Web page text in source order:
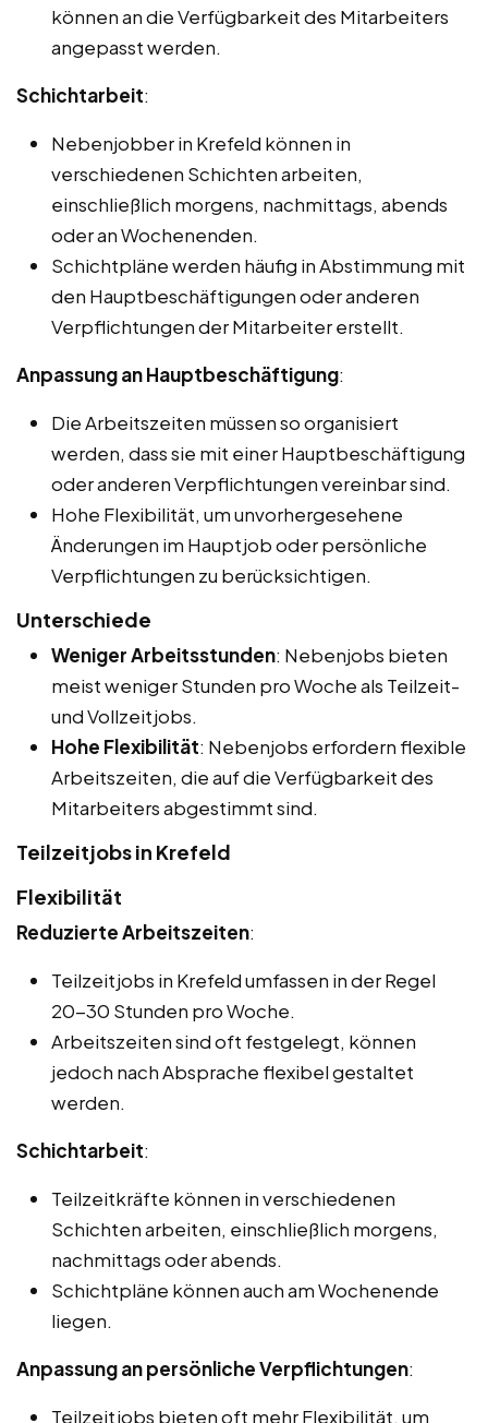
können an die Verfügbarkeit des Mitarbeiters
angepasst werden.
Schichtarbeit:
Nebenjobber in Krefeld können in
verschiedenen Schichten arbeiten,
einschließlich morgens, nachmittags, abends
oder an Wochenenden.
Schichtpläne werden häufig in Abstimmung mit
den Hauptbeschäftigungen oder anderen
Verpflichtungen der Mitarbeiter erstellt.
Anpassung an Hauptbeschäftigung:
Die Arbeitszeiten müssen so organisiert
werden, dass sie mit einer Hauptbeschäftigung
oder anderen Verpflichtungen vereinbar sind.
Hohe Flexibilität, um unvorhergesehene
Änderungen im Hauptjob oder persönliche
Verpflichtungen zu berücksichtigen.
Unterschiede
Weniger Arbeitsstunden: Nebenjobs bieten
meist weniger Stunden pro Woche als Teilzeit-
und Vollzeitjobs.
Hohe Flexibilität: Nebenjobs erfordern flexible
Arbeitszeiten, die auf die Verfügbarkeit des
Mitarbeiters abgestimmt sind.
Teilzeitjobs in Krefeld
Flexibilität
Reduzierte Arbeitszeiten:
Teilzeitjobs in Krefeld umfassen in der Regel
20-30 Stunden pro Woche.
Arbeitszeiten sind oft festgelegt, können
jedoch nach Absprache flexibel gestaltet
werden.
Schichtarbeit:
Teilzeitkräfte können in verschiedenen
Schichten arbeiten, einschließlich morgens,
nachmittags oder abends.
Schichtpläne können auch am Wochenende
liegen.
Anpassung an persönliche Verpflichtungen:
Teilzeitjobs bieten oft mehr Flexibilität, um